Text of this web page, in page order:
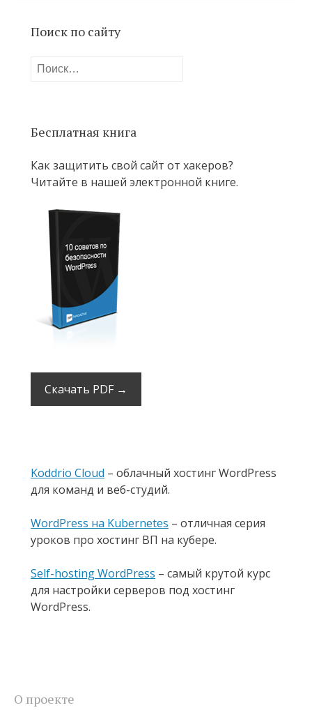
Поиск по сайту
Найти:
Бесплатная книга
Как защитить свой сайт от хакеров?
Читайте в нашей электронной книге.
Скачать PDF →
Koddrio Cloud – облачный хостинг WordPress
для команд и веб-студий.
WordPress на Kubernetes – отличная серия
уроков про хостинг ВП на кубере.
Self-hosting WordPress – самый крутой курс
для настройки серверов под хостинг
WordPress.
О проекте